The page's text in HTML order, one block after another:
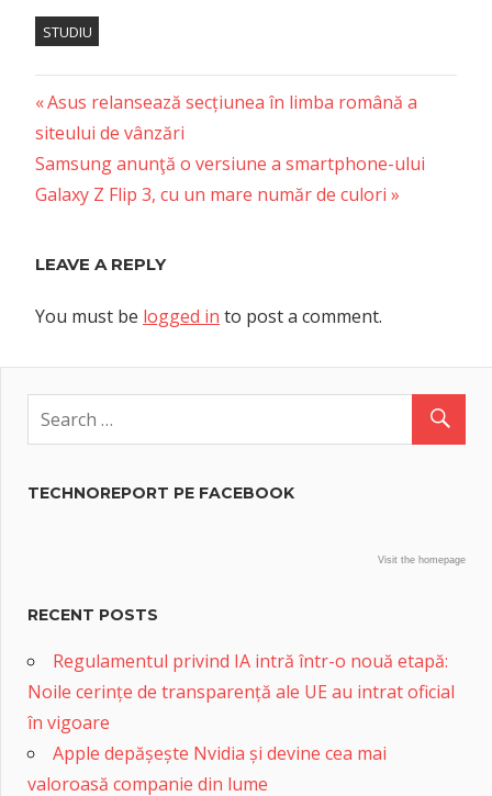
STUDIU
Post
navigation
Previous
Post:
Asus relansează secțiunea în limba română a
siteului de vânzări
Next
Post:
Samsung anunţă o versiune a smartphone-ului
Galaxy Z Flip 3, cu un mare număr de culori
LEAVE A REPLY
You must be logged in to post a comment.
TECHNOREPORT PE FACEBOOK
Visit the homepage
RECENT POSTS
Regulamentul privind IA intră într-o nouă etapă:
Noile cerințe de transparență ale UE au intrat oficial
în vigoare
Apple depășește Nvidia și devine cea mai
valoroasă companie din lume